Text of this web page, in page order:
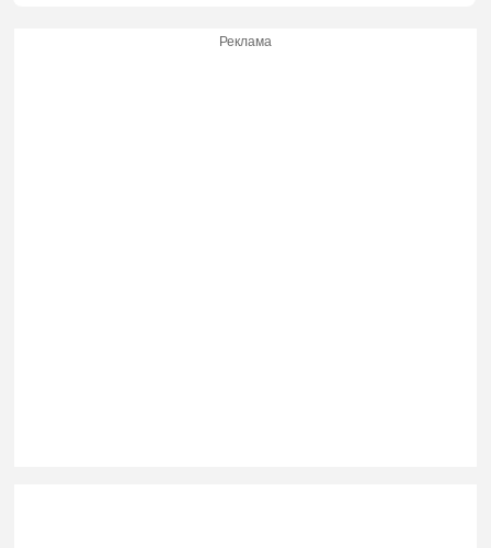
Реклама